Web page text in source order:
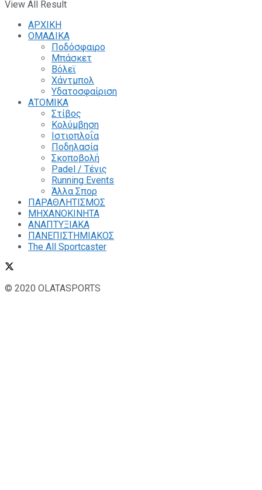
View All Result
ΑΡΧΙΚΗ
ΟΜΑΔΙΚΑ
Ποδόσφαιρο
Μπάσκετ
Βόλεϊ
Χάντμπολ
Υδατοσφαίριση
ΑΤΟΜΙΚΑ
Στίβος
Κολύμβηση
Ιστιοπλοΐα
Ποδηλασία
Σκοποβολή
Padel / Τένις
Running Events
Άλλα Σπορ
ΠΑΡΑΘΛΗΤΙΣΜΟΣ
ΜΗΧΑΝΟΚΙΝΗΤΑ
ΑΝΑΠΤΥΞΙΑΚΑ
ΠΑΝΕΠΙΣΤΗΜΙΑΚΟΣ
The All Sportcaster
© 2020 OLATASPORTS